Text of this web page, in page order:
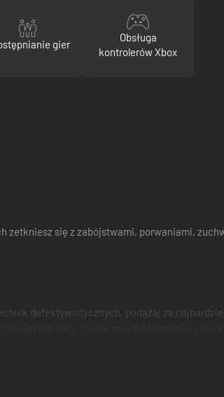
gier
Obsługa
kontrolerów Xbox
zetkniesz się z zabójstwami, porwaniami,
detektywistycznych, podążaj za najbardziej